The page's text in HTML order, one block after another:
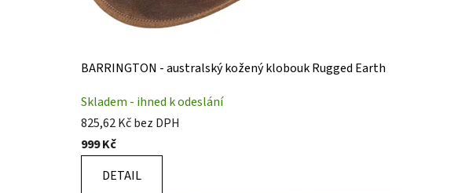
BARRINGTON - australský kožený klobouk Rugged Earth
Skladem - ihned k odeslání
825,62 Kč bez DPH
999 Kč
DETAIL